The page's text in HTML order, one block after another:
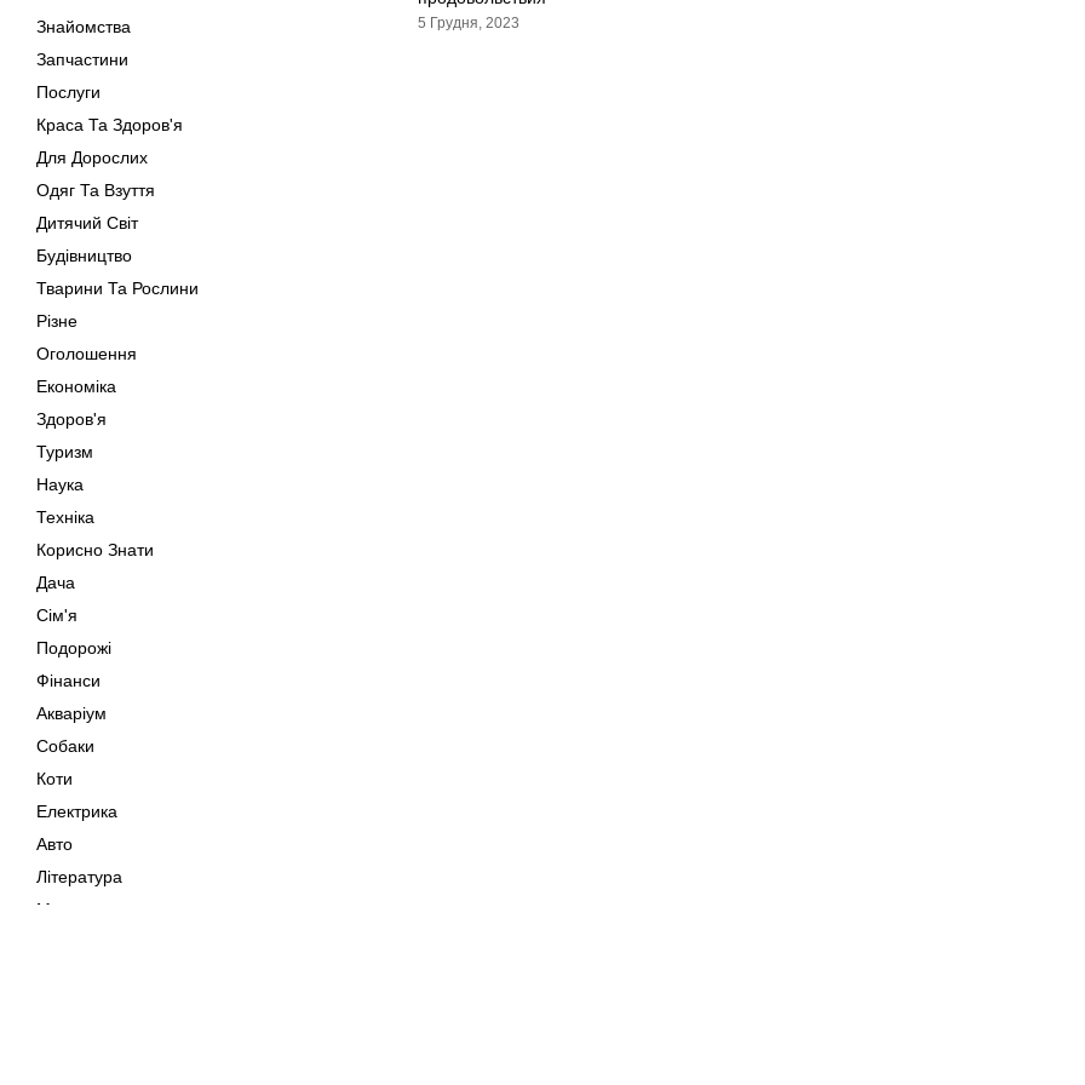
Знайомства
Запчастини
Послуги
Краса Та Здоров'я
Для Дорослих
Одяг Та Взуття
Дитячий Світ
Будівництво
Тварини Та Рослини
Різне
Оголошення
Економіка
Здоров'я
Туризм
Наука
Техніка
Корисно Знати
Дача
Сім'я
Подорожі
Фінанси
Акваріум
Собаки
Коти
Електрика
Авто
Література
Музика
5 Грудня, 2023